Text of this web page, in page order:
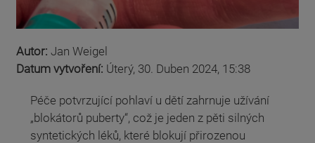
Autor: Jan Weigel
Datum vytvoření: Úterý, 30. Duben 2024, 15:38
Péče potvrzující pohlaví u dětí zahrnuje užívání
„blokátorů puberty“, což je jeden z pěti silných
syntetických léků, které blokují přirozenou